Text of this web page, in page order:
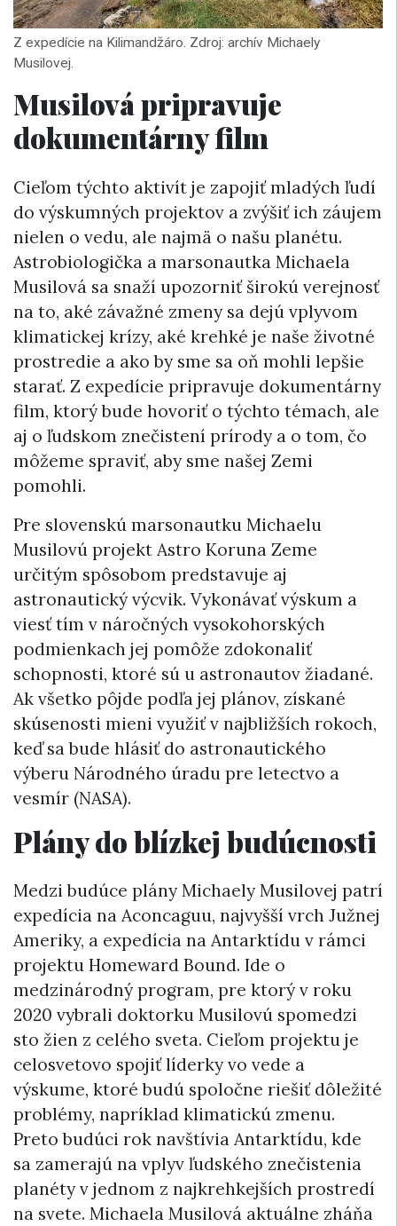
Z expedície na Kilimandžáro. Zdroj: archív Michaely
Musilovej.
Musilová pripravuje
dokumentárny film
Cieľom týchto aktivít je zapojiť mladých ľudí
do výskumných projektov a zvýšiť ich záujem
nielen o vedu, ale najmä o našu planétu.
Astrobiologička a marsonautka Michaela
Musilová sa snaží upozorniť širokú verejnosť
na to, aké závažné zmeny sa dejú vplyvom
klimatickej krízy, aké krehké je naše životné
prostredie a ako by sme sa oň mohli lepšie
starať. Z expedície pripravuje dokumentárny
film, ktorý bude hovoriť o týchto témach, ale
aj o ľudskom znečistení prírody a o tom, čo
môžeme spraviť, aby sme našej Zemi
pomohli.
Pre slovenskú marsonautku Michaelu
Musilovú projekt Astro Koruna Zeme
určitým spôsobom predstavuje aj
astronautický výcvik. Vykonávať výskum a
viesť tím v náročných vysokohorských
podmienkach jej pomôže zdokonaliť
schopnosti, ktoré sú u astronautov žiadané.
Ak všetko pôjde podľa jej plánov, získané
skúsenosti mieni využiť v najbližších rokoch,
keď sa bude hlásiť do astronautického
výberu Národného úradu pre letectvo a
vesmír (NASA).
Plány do blízkej budúcnosti
Medzi budúce plány Michaely Musilovej patrí
expedícia na Aconcaguu, najvyšší vrch Južnej
Ameriky, a expedícia na Antarktídu v rámci
projektu Homeward Bound. Ide o
medzinárodný program, pre ktorý v roku
2020 vybrali doktorku Musilovú spomedzi
sto žien z celého sveta. Cieľom projektu je
celosvetovo spojiť líderky vo vede a
výskume, ktoré budú spoločne riešiť dôležité
problémy, napríklad klimatickú zmenu.
Preto budúci rok navštívia Antarktídu, kde
sa zamerajú na vplyv ľudského znečistenia
planéty v jednom z najkrehkejších prostredí
na svete. Michaela Musilová aktuálne zháňa